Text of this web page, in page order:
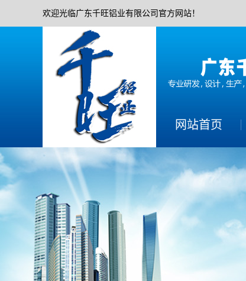
欢迎光临广东千旺铝业有限公司官方网站！
网站首页